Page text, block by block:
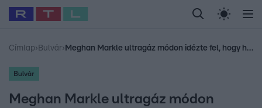
Legfrissebb RTL Híradó Randi Celeb vagyok,
Babits Marcella Most Wanted Gallusz
Címlap› Bulvár› Meghan Markle ultragáz módon idézte fel, hogy hogyan találkozott először II. Erzsébettel
Bulvár
Meghan Markle ultragáz módon